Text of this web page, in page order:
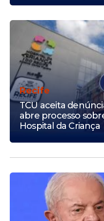
Recife
TCU aceita
abre processo
Hospital da Criança